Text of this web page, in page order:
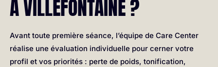
À VILLEFONTAINE ?
Avant toute première séance, l’équipe de Care Center
réalise une évaluation individuelle pour cerner votre
profil et vos priorités : perte de poids, tonification,